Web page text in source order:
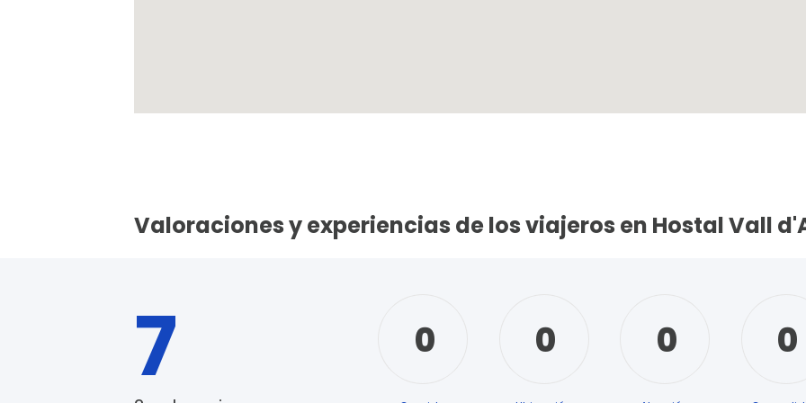
Valoraciones y experiencias de los viajeros en Hostal Vall
7 0 0 0 0